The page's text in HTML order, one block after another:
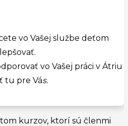
vo Vašej službe deťom
vo Vašej práci v Átriu
tu pre Vás.
kurzov, ktorí sú členmi